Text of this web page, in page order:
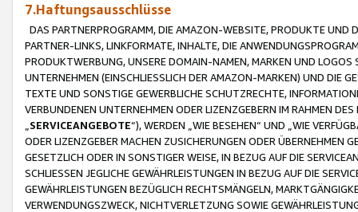
7.Haftungsausschlüsse
DAS PARTNERPROGRAMM, DIE AMAZON-WEBSITE, PRODUKTE UND
PARTNER-LINKS, LINKFORMATE, INHALTE, DIE
PRODUKTWERBUNG, UNSERE DOMAIN-NAMEN, MARKEN UND
UNTERNEHMEN (EINSCHLIESSLICH DER AMAZON-MARKEN) UND DIE
TEXTE UND SONSTIGE GEWERBLICHE SCHUTZRECHTE,
VERBUNDENEN UNTERNEHMEN ODER LIZENZGEBERN IM RAHMEN
SERVICEANGEBOTE“), WERDEN „WIE BESEHEN“ UND „WIE
ODER LIZENZGEBER MACHEN ZUSICHERUNGEN ODER ÜBERNEHMEN
GESETZLICH ODER IN SONSTIGER WEISE, IN BEZUG AUF DIE
SCHLIESSEN JEGLICHE GEWÄHRLEISTUNGEN IN BEZUG AUF DIE
GEWÄHRLEISTUNGEN BEZÜGLICH RECHTSMÄNGELN,
VERWENDUNGSZWECK, NICHTVERLETZUNG SOWIE